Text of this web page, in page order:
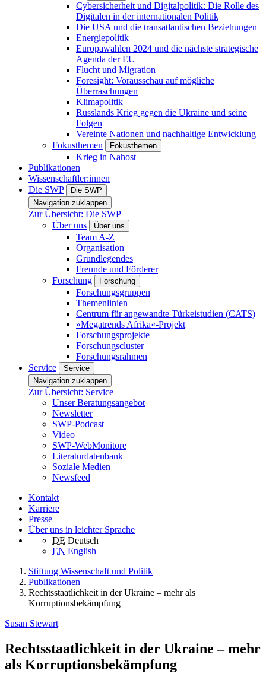
Cybersicherheit und Digitalpolitik: Die Rolle des
Digitalen in der internationalen Politik
Die USA und die transatlantischen Beziehungen
Energiepolitik
Europawahlen 2024 und die nächste strategische
Agenda der EU
Flucht und Migration
Foresight: Vorausschau auf mögliche
Überraschungen
Klimapolitik
Russlands Krieg gegen die Ukraine und seine
Folgen
Vereinte Nationen und nachhaltige Entwicklung
Fokusthemen
Fokusthemen
Krieg in Nahost
Publikationen
Wissenschaftler:innen
Die SWP
Die SWP
Navigation zuklappen
Zur Übersicht: Die SWP
Über uns
Über uns
Team A-Z
Organisation
Grundlegendes
Freunde und Förderer
Forschung
Forschung
Forschungsgruppen
Themenlinien
Centrum für angewandte Türkeistudien (CATS)
»Megatrends Afrika«-Projekt
Forschungsprojekte
Forschungscluster
Forschungsrahmen
Service
Service
Navigation zuklappen
Zur Übersicht: Service
Unser Beratungsangebot
Newsletter
SWP-Podcast
Video
SWP-WebMonitore
Literaturdatenbank
Soziale Medien
Newsfeed
Kontakt
Karriere
Presse
Über uns in leichter Sprache
DE Deutsch
EN English
Stiftung Wissenschaft und Politik
Publikationen
Rechtsstaatlichkeit in der Ukraine – mehr als
Korruptionsbekämpfung
Susan Stewart
Rechtsstaatlichkeit in der Ukraine – mehr
als Korruptionsbekämpfung